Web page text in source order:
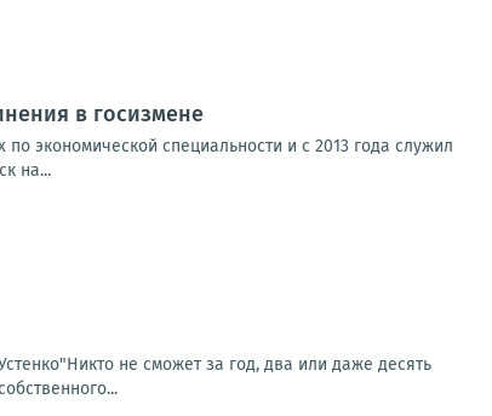
в госизмене
экономической специальности и с 2013 года служил
на...
не сможет за год, два или даже десять